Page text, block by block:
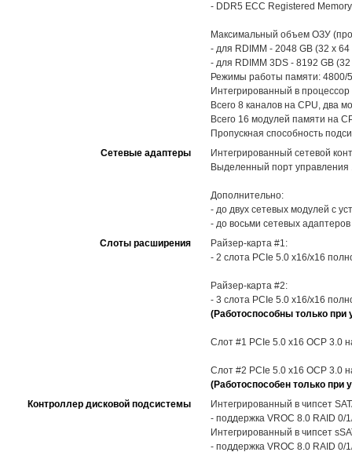
- DDR5 ECC Registered
Максимальный объем ОЗУ
- для RDIMM - 2048 GB (32 x 64
- для RDIMM 3DS - 8192 GB
Режимы работы памяти: 4800/
Интегрированный в
Всего 8 каналов на CPU, два
Всего 16 модулей памяти на
Пропускная способность
Сетевые адаптеры
Интегрированный сетевой
Выделенный порт управления
Дополнительно:
- до двух сетевых модулей с
- до восьми сетевых
Слоты расширения
Райзер-карта #1:
- 2 слота PCIe 5.0 x16/x16
Райзер-карта #2:
- 3 слота PCIe 5.0 x16/x16
(Работоспособны только при
Слот #1 PCIe 5.0 x16 OCP 3.0
Слот #2 PCIe 5.0 x16 OCP 3.0
(Работоспособен только при
Контроллер дисковой подсистемы
Интегрированный в чипсет
- поддержка VROC 8.0 RAID 0/
Интегрированный в чипсет
- поддержка VROC 8.0 RAID 0/